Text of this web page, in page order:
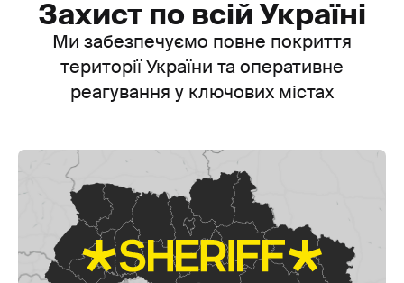
Захист по всій Україні
Ми забезпечуємо повне покриття
території України та оперативне
реагування у ключових містах